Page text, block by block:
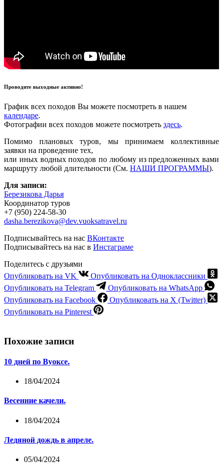
Проводите выходные активно!
График всех походов Вы можете посмотреть в нашем
календаре.
Фотографии всех походов можете посмотреть здесь.
Помимо плановых туров, мы принимаем коллективные
заявки на проведение тех,
или иных водных походов по любому из предложенных вами
маршруту любой длительности (См. НАШИ ПРОГРАММЫ).
Для записи:
Березикова Дарья
Координатор туров
+7 (950) 224-58-30
dasha.berezikova@dev.vuoksatravel.ru
Подписывайтесь на нас ВКонтакте
Подписывайтесь на нас в Инстаграме
Поделитесь с друзьями
Опубликовать на VK
Опубликовать на Одноклассники
Опубликовать на Telegram
Опубликовать на WhatsApp
Опубликовать на Facebook
Опубликовать на X (Twitter)
Опубликовать на Pinterest
Похожие записи
10 дней по Вуоксе.
18/04/2024
Весенние качели.
18/04/2024
Ледяной дождь в апреле.
05/04/2024